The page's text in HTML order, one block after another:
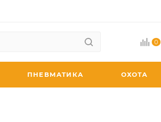
0
ПНЕВМАТИКА ОХОТА